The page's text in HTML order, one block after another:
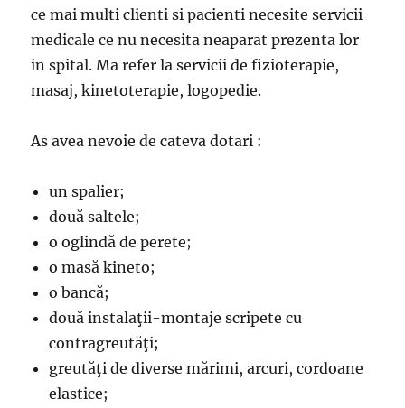
ce mai multi clienti si pacienti necesite servicii
medicale ce nu necesita neaparat prezenta lor
in spital. Ma refer la servicii de fizioterapie,
masaj, kinetoterapie, logopedie.
As avea nevoie de cateva dotari :
un spalier;
două saltele;
o oglindă de perete;
o masă kineto;
o bancă;
două instalaţii-montaje scripete cu
contragreutăţi;
greutăţi de diverse mărimi, arcuri, cordoane
elastice;